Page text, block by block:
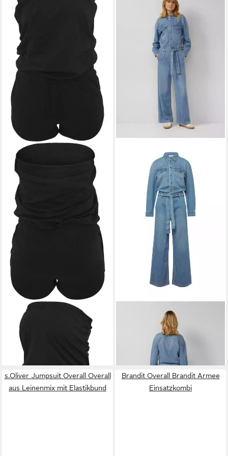
URBAN CLASSICS
Jumpsuit
Urban Classics Damen Ladies
Hot Jumpsuit (1-tlg)
46,99 €
-16%
Jumpsuit Overall
Denim-Overall mit Gürtel
UVP119,99 €
s.Oliver Jumpsuit Overall Overall
aus Leinenmix mit Elastikbund
Brandit Overall Brandit Armee
Einsatzkombi